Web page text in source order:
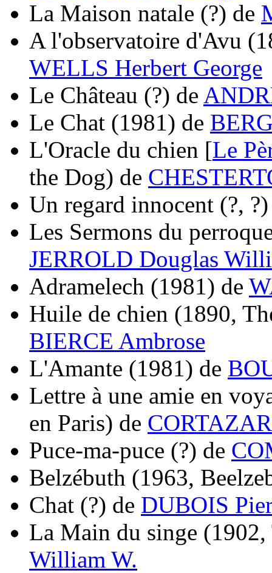
La Maison natale (?) de
A l'observatoire d'Avu
WELLS Herbert George
Le Château (?) de
Le Chat (1981) de
L'Oracle du chien [Le
the Dog) de
Un regard innocent (?, ?)
Les Sermons du
JERROLD Douglas
Adramelech (1981) de
Huile de chien (1890,
BIERCE Ambrose
L'Amante (1981) de
Lettre à une amie en
en Paris) de
Puce-ma-puce (?) de
Belzébuth (1963,
Chat (?) de DUBOIS
La Main du singe (1902,
William W.